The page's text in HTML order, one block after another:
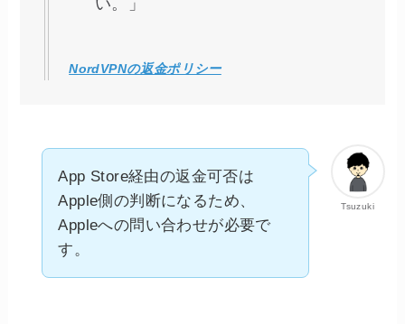
い。」
NordVPNの返金ポリシー
Tsuzuki
App Store経由の返金可否は
Apple側の判断になるため、
Appleへの問い合わせが必要で
す。